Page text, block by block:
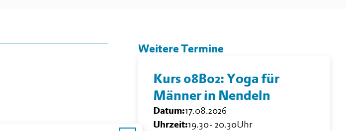
Weitere Termine
Kurs 08B02: Yoga für
Männer in Nendeln
Datum:17.08.2026
Uhrzeit:19.30-20.30Uhr